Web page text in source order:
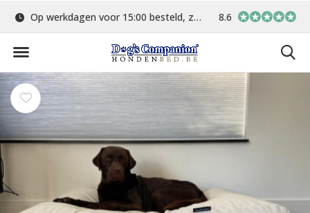
Gratis verzending vanaf €75,- In eigen atelier
8.6